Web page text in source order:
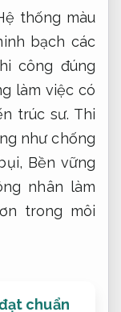
thống màu
bạch các
công đúng
làm việc có
trúc sư. Thi
như chống
Bền vững
nhân làm
trong môi
chuẩn